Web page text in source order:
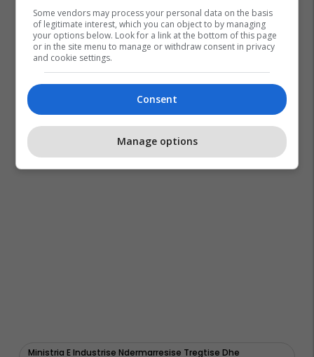
Ministria E Industrise Ndermarresise Tregtise Dhe
Some vendors may process your personal data on the basis
of legitimate interest, which you can object to by managing
your options below. Look for a link at the bottom of this page
or in the site menu to manage or withdraw consent in privacy
and cookie settings.
Consent
Manage options